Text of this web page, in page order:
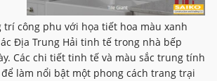
trí công phu với họa tiết hoa màu xanh
Địa Trung Hải tinh tế trong nhà bếp
Các chi tiết tinh tế và màu sắc trung tính
làm nổi bật một phong cách trang trại